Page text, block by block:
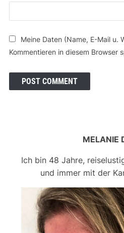
Meine Daten (Name, E-Mail u.
Kommentieren in diesem Browser
MELANIE
Ich bin 48 Jahre,
und immer mit der